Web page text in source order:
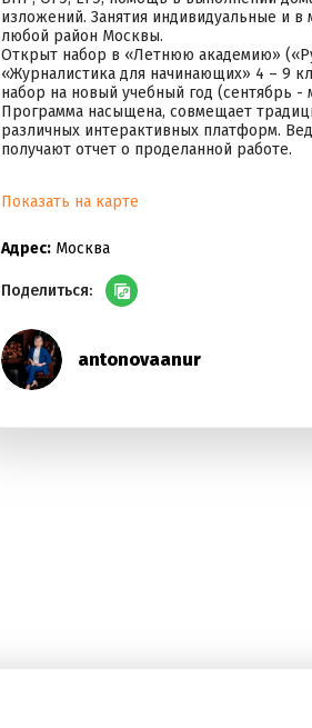
изложений. Занятия индивидуальные и
любой район Москвы.
Открыт набор в «Летнюю академию»
«Журналистика для начинающих» 4 – 9
набор на новый учебный год (сентябрь -
Программа насыщена, совмещает
различных интерактивных платформ.
получают отчет о проделанной работе.
Показать на карте
Адрес: Москва
Поделиться:
antonovaanur